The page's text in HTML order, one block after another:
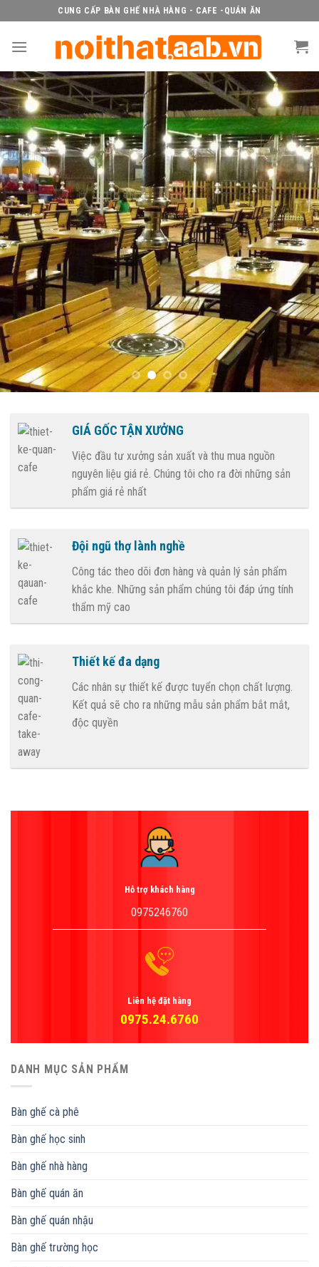
content
CUNG CẤP BÀN GHẾ NHÀ HÀNG - CAFE -QUÁN ĂN
GIÁ GỐC TẬN XƯỞNG
Việc đầu tư xưởng sản xuất và thu mua nguồn
nguyên liệu giá rẻ. Chúng tôi cho ra đời những sản
phẩm giá rẻ nhất
Đội ngũ thợ lành nghề
Công tác theo dõi đơn hàng và quản lý sản phẩm
khắc khe. Những sản phẩm chúng tôi đáp ứng tính
thẩm mỹ cao
Thiết kế đa dạng
Các nhân sự thiết kế được tuyển chọn chất lượng.
Kết quả sẽ cho ra những mẫu sản phẩm bắt mắt,
độc quyền
Hỗ trợ khách hàng
0975246760
Liên hệ đặt hàng
0975.24.6760
DANH MỤC SẢN PHẨM
Bàn ghế cà phê
Bàn ghế học sinh
Bàn ghế nhà hàng
Bàn ghế quán ăn
Bàn ghế quán nhậu
Bàn ghế trường học